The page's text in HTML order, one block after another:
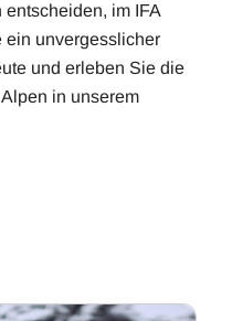
im IFA
ein unvergesslicher
und erleben Sie die
in unserem